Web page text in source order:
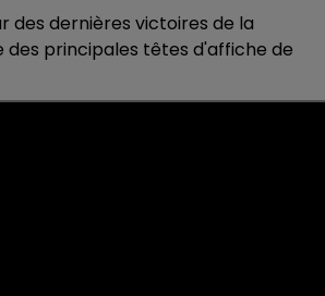
des dernières victoires de la
des principales têtes d'affiche de